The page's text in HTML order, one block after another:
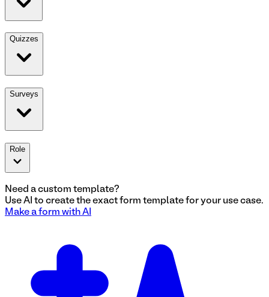
Quizzes
Surveys
Role
Need a custom template?
Use AI to create the exact form template for your use case.
Make a form with AI